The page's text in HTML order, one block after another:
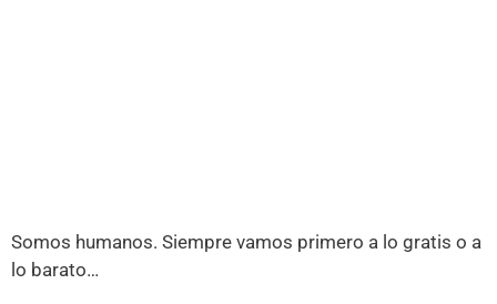
Somos humanos. Siempre vamos primero a lo gratis o a
lo barato…